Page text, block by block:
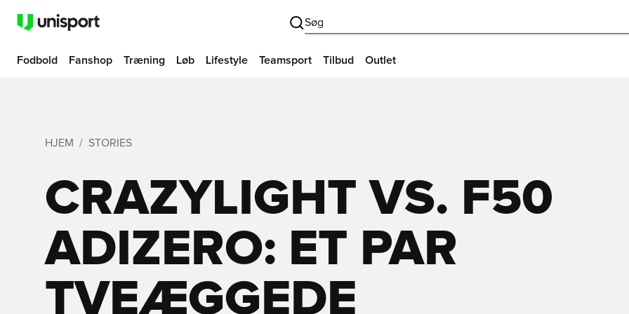
Søg
Fodbold Fanshop Træning Løb Lifestyle Teamsport Tilbud Outlet
HJEM STORIES
CRAZYLIGHT VS. F50
ADIZERO: ET PAR
TVEÆGGEDE